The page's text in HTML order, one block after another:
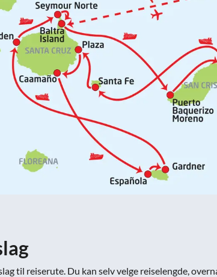
til reiserute. Du kan selv velge reiselengde,